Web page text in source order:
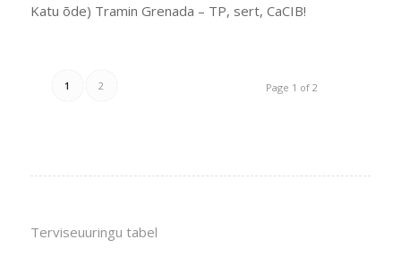
Katu õde) Tramin Grenada – TP, sert, CaCIB!
Page 1 of 2
1 2
Terviseuuringu tabel